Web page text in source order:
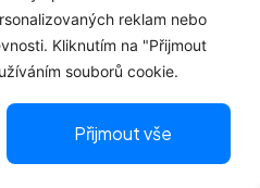
reklam nebo
Kliknutím na "Přijmout
souborů cookie.
Přijmout vše
adresy adresáta,
jejich nevyzvednutí
případně odmítnutí
změny a ukončení